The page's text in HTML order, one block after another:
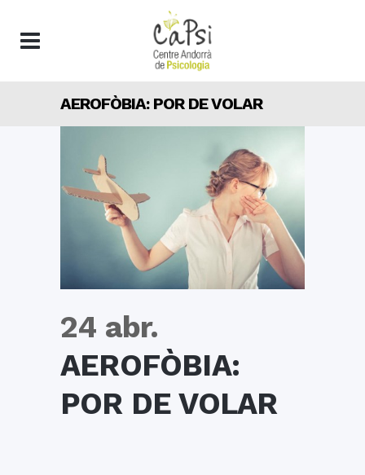
AEROFÒBIA: POR DE VOLAR
24 abr.
AEROFÒBIA:
POR DE VOLAR